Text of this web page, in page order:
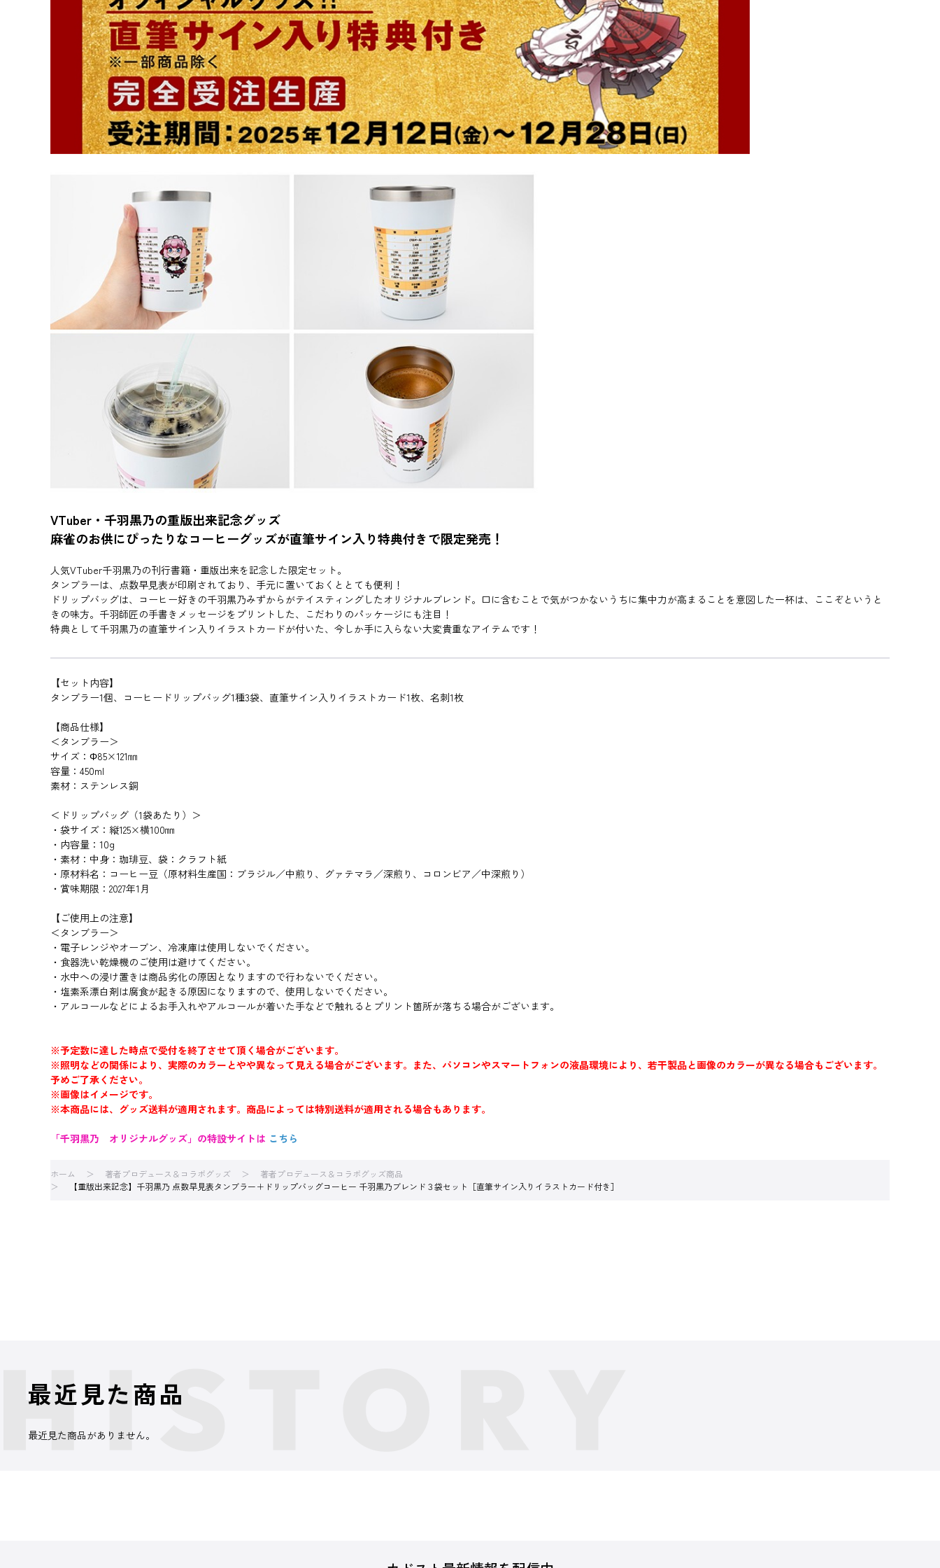
VTuber・千羽黒乃の重版出来記念グッズ
麻雀のお供にぴったりなコーヒーグッズが直筆サイン入り特典付きで限定発売！
人気VTuber千羽黒乃の刊行書籍・重版出来を記念した限定セット。
タンブラーは、点数早見表が印刷されており、手元に置いておくととても便利！
ドリップバッグは、コーヒー好きの千羽黒乃みずからがテイスティングしたオリジナルブレンド。口に含むことで気がつかないうちに集中力が高まることを意図した一杯は、ここぞというと
きの味方。千羽師匠の手書きメッセージをプリントした、こだわりのパッケージにも注目！
特典として千羽黒乃の直筆サイン入りイラストカードが付いた、今しか手に入らない大変貴重なアイテムです！
【セット内容】
タンブラー1個、コーヒードリップバッグ1種3袋、直筆サイン入りイラストカード1枚、名刺1枚
【商品仕様】
＜タンブラー＞
サイズ：Φ85×121㎜
容量：450ml
素材：ステンレス銅
＜ドリップバッグ（1袋あたり）＞
・袋サイズ：縦125×横100㎜
・内容量：10g
・素材：中身：珈琲豆、袋：クラフト紙
・原材料名：コーヒー豆（原材料生産国：ブラジル／中煎り、グァテマラ／深煎り、コロンビア／中深煎り）
・賞味期限：2027年1月
【ご使用上の注意】
＜タンブラー＞
・電子レンジやオーブン、冷凍庫は使用しないでください。
・食器洗い乾燥機のご使用は避けてください。
・水中への浸け置きは商品劣化の原因となりますので行わないでください。
・塩素系漂白剤は腐食が起きる原因になりますので、使用しないでください。
・アルコールなどによるお手入れやアルコールが着いた手などで触れるとプリント箇所が落ちる場合がございます。
※予定数に達した時点で受付を終了させて頂く場合がございます。
※照明などの関係により、実際のカラーとやや異なって見える場合がございます。また、パソコンやスマートフォンの液晶環境により、若干製品と画像のカラーが異なる場合もございます。
予めご了承ください。
※画像はイメージです。
※本商品には、グッズ送料が適用されます。商品によっては特別送料が適用される場合もあります。
「千羽黒乃 オリジナルグッズ」の特設サイトは こちら
ホーム 著者プロデュース＆コラボグッズ
著者プロデュース＆コラボグッズ商品
【重版出来記念】千羽黒乃 点数早見表タンブラー＋ドリップバッグコーヒー 千羽黒乃ブレンド３袋セット［直筆サイン入りイラストカード付き］
最近見た商品
最近見た商品がありません。